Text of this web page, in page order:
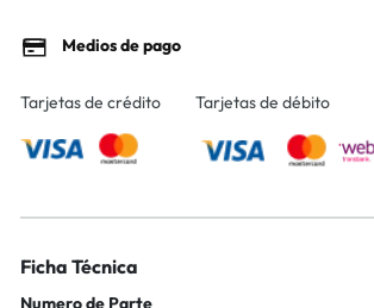
Medios de pago
Tarjetas de crédito Tarjetas de débito
Ficha Técnica
Numero de Parte